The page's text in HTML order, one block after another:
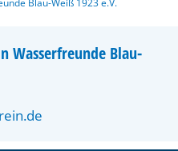
Blau-Weiß 1923 e.V.
Wasserfreunde Blau-